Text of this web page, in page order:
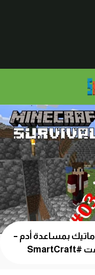
بمساعدة أدم –